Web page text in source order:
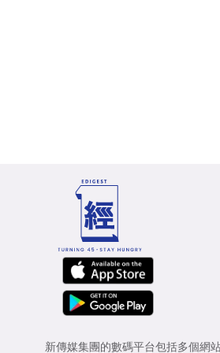
新傳媒集團的數碼平台包括多個網